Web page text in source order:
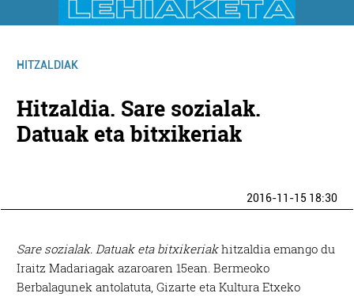
HITZALDIAK
Hitzaldia. Sare sozialak.
Datuak eta bitxikeriak
2016-11-15 18:30
Sare sozialak. Datuak eta bitxikeriakhitzaldia emango du
Iraitz Madariagak azaroaren 15ean. Bermeoko
Berbalagunek antolatuta, Gizarte eta Kultura Etxeko